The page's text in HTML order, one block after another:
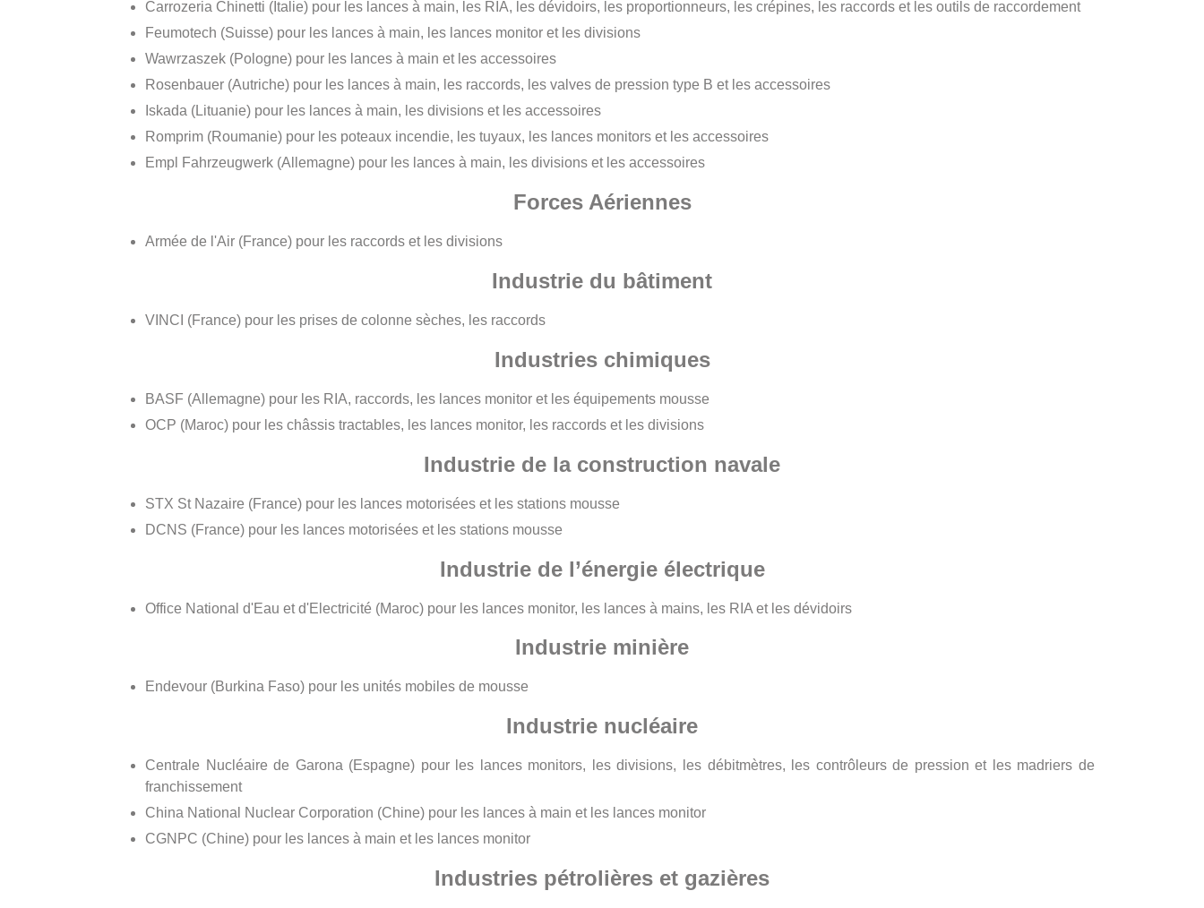
Carrozeria Chinetti (Italie) pour les lances à main, les RIA, les dévidoirs, les proportionneurs, les crépines, les raccords et les outils de raccordement
Feumotech (Suisse) pour les lances à main, les lances monitor et les divisions
Wawrzaszek (Pologne) pour les lances à main et les accessoires
Rosenbauer (Autriche) pour les lances à main, les raccords, les valves de pression type B et les accessoires
Iskada (Lituanie) pour les lances à main, les divisions et les accessoires
Romprim (Roumanie) pour les poteaux incendie, les tuyaux, les lances monitors et les accessoires
Empl Fahrzeugwerk (Allemagne) pour les lances à main, les divisions et les accessoires
Forces Aériennes
Armée de l'Air (France) pour les raccords et les divisions
Industrie du bâtiment
VINCI (France) pour les prises de colonne sèches, les raccords
Industries chimiques
BASF (Allemagne) pour les RIA, raccords, les lances monitor et les équipements mousse
OCP (Maroc) pour les châssis tractables, les lances monitor, les raccords et les divisions
Industrie de la construction navale
STX St Nazaire (France) pour les lances motorisées et les stations mousse
DCNS (France) pour les lances motorisées et les stations mousse
Industrie de l’énergie électrique
Office National d'Eau et d'Electricité (Maroc) pour les lances monitor, les lances à mains, les RIA et les dévidoirs
Industrie minière
Endevour (Burkina Faso) pour les unités mobiles de mousse
Industrie nucléaire
Centrale Nucléaire de Garona (Espagne) pour les lances monitors, les divisions, les débitmètres, les contrôleurs de pression et les madriers de
franchissement
China National Nuclear Corporation (Chine) pour les lances à main et les lances monitor
CGNPC (Chine) pour les lances à main et les lances monitor
Industries pétrolières et gazières